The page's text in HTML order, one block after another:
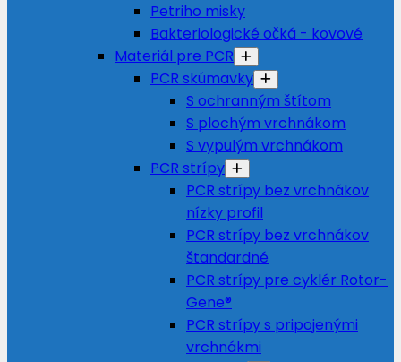
Petriho misky
Bakteriologické očká - kovové
Materiál pre PCR
PCR skúmavky
S ochranným štítom
S plochým vrchnákom
S vypulým vrchnákom
PCR strípy
PCR strípy bez vrchnákov
nízky profil
PCR strípy bez vrchnákov
štandardné
PCR strípy pre cyklér Rotor-
Gene®
PCR strípy s pripojenými
vrchnákmi